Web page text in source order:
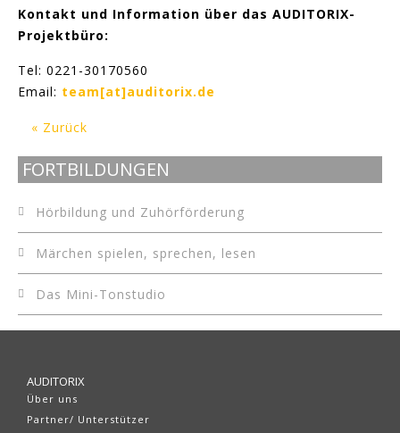
Kontakt und Information über das AUDITORIX-
Projektbüro:
Tel: 0221-30170560
Email: team[at]auditorix.de
« Zurück
FORTBILDUNGEN
Hörbildung und Zuhörförderung
Märchen spielen, sprechen, lesen
Das Mini-Tonstudio
AUDITORIX
Über uns
Partner/ Unterstützer